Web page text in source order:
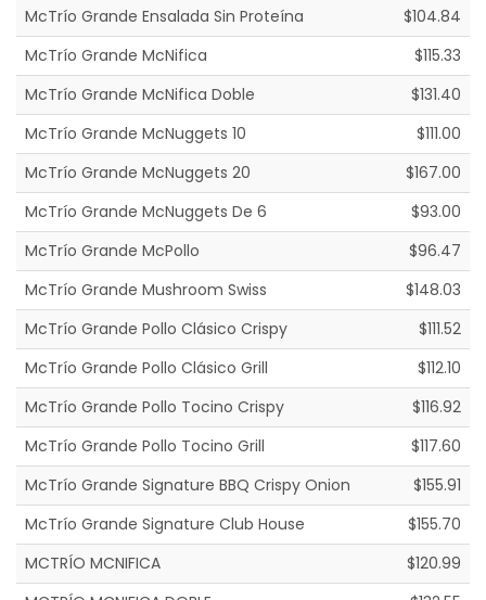
McTrío Grande Ensalada Sin Proteína
$104.84
McTrío Grande McNifica
$115.33
McTrío Grande McNifica Doble
$131.40
McTrío Grande McNuggets 10
$111.00
McTrío Grande McNuggets 20
$167.00
McTrío Grande McNuggets De 6
$93.00
McTrío Grande McPollo
$96.47
McTrío Grande Mushroom Swiss
$148.03
McTrío Grande Pollo Clásico Crispy
$111.52
McTrío Grande Pollo Clásico Grill
$112.10
McTrío Grande Pollo Tocino Crispy
$116.92
McTrío Grande Pollo Tocino Grill
$117.60
McTrío Grande Signature BBQ Crispy Onion
$155.91
McTrío Grande Signature Club House
$155.70
MCTRÍO MCNIFICA
$120.99